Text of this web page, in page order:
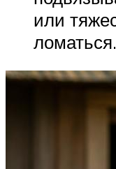
или
ломаться.